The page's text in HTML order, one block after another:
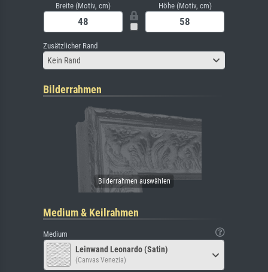
Breite (Motiv, cm) Höhe (Motiv, cm)
Zusätzlicher Rand
Kein Rand
Bilderrahmen
Medium & Keilrahmen
Medium
Leinwand Leonardo (Satin)
(Canvas Venezia)